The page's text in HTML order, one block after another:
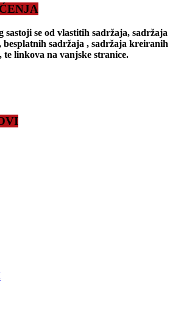
sastoji se od vlastitih sadržaja, sadržaja
besplatnih sadržaja , sadržaja kreiranih
te linkova na vanjske stranice.